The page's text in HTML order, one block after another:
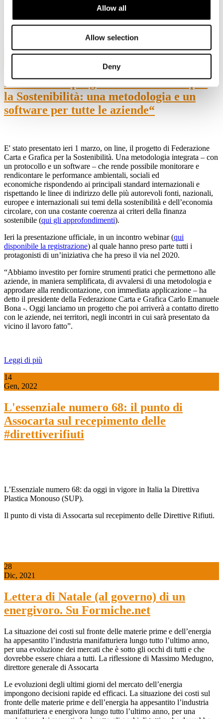
Allow all
Allow selection
Deny
Leggi l'articolo completo:https://formiche.net/2022/03/9-marzo-
ambiente-costituzione-cosa-cambia/
Presentato il progetto “Federazione per
la Sostenibilità: una metodologia e un
software per tutte le aziende“
E' stato presentato ieri 1 marzo, on line, il progetto di Federazione
Carta e Grafica per la Sostenibilità. Una metodologia integrata – con
un protocollo e un software – che rende possibile monitorare e
rendicontare le performance ambientali, sociali ed
economiche rispondendo ai principali standard internazionali e
rispettando le linee di indirizzo delle più autorevoli fonti, nazionali,
europee e internazionali sui temi della sostenibilità e dell’economia
circolare, con una costante coerenza ai criteri della finanza
sostenibile (qui gli approfondimenti).
Ieri la presentazione ufficiale, in un incontro webinar (qui
disponibile la registrazione) al quale hanno preso parte tutti i
protagonisti di un’iniziativa che ha preso il via nel 2020.
“Abbiamo investito per fornire strumenti pratici che permettono alle
aziende, in maniera semplificata, di avvalersi di una metodologia e
approdare alla rendicontazione, con immediata applicazione – ha
detto il presidente della Federazione Carta e Grafica Carlo Emanuele
Bona -. Oggi lanciamo un progetto che poi arriverà a contatto diretto
con le aziende, nei territori, negli incontri in cui sarà presentato da
vicino il lavoro fatto”.
Leggi di più
14
Gen, 2022
L'essenziale numero 68: il punto di
Assocarta sul recepimento delle
#direttiverifiuti
L’Essenziale numero 68: da oggi in vigore in Italia la Direttiva
Plastica Monouso (SUP).
Il punto di vista di Assocarta sul recepimento delle Direttive Rifiuti.
28
Dic, 2021
Lettera di Natale (al governo) di un
energivoro. Su Formiche.net
La situazione dei costi sul fronte delle materie prime e dell’energia
ha appesantito l’industria manifatturiera lungo tutto l’ultimo anno,
per una evoluzione dei mercati che è sotto gli occhi di tutti e che
dovrebbe essere chiara a tutti. La riflessione di Massimo Medugno,
direttore generale di Assocarta
Le evoluzioni degli ultimi giorni del mercato dell’energia
impongono decisioni rapide ed efficaci. La situazione dei costi sul
fronte delle materie prime e dell’energia ha appesantito l’industria
manifatturiera e energivora lungo tutto l’ultimo anno, per una